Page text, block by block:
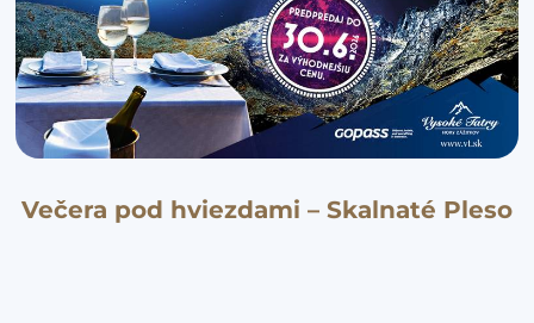
Večera pod hviezdami – Skalnaté Pleso